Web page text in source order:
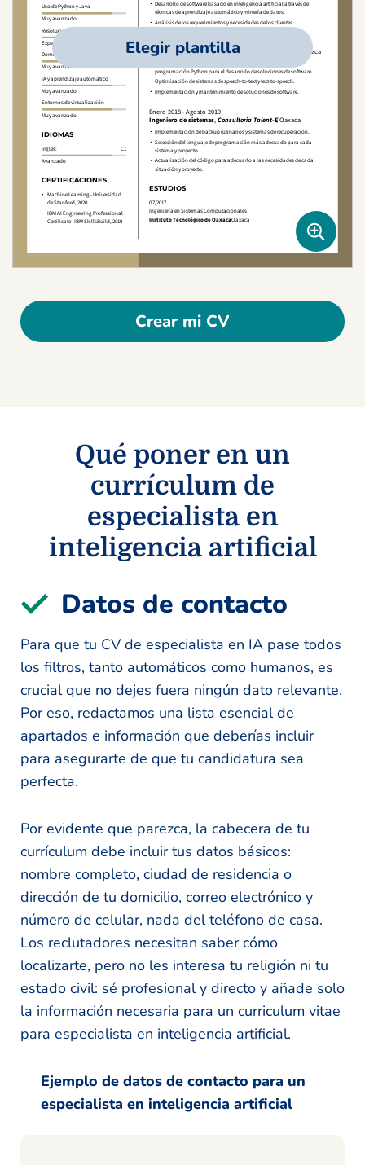
Elegir plantilla
Crear mi CV
Qué poner en un
currículum de
especialista en
inteligencia artificial
Datos de contacto
Para que tu CV de especialista en IA pase todos
los filtros, tanto automáticos como humanos, es
crucial que no dejes fuera ningún dato relevante.
Por eso, redactamos una lista esencial de
apartados e información que deberías incluir
para asegurarte de que tu candidatura sea
perfecta.
Por evidente que parezca, la cabecera de tu
currículum debe incluir tus datos básicos:
nombre completo, ciudad de residencia o
dirección de tu domicilio, correo electrónico y
número de celular, nada del teléfono de casa.
Los reclutadores necesitan saber cómo
localizarte, pero no les interesa tu religión ni tu
estado civil: sé profesional y directo y añade solo
la información necesaria para un curriculum vitae
para especialista en inteligencia artificial.
Ejemplo de datos de contacto para un
especialista en inteligencia artificial